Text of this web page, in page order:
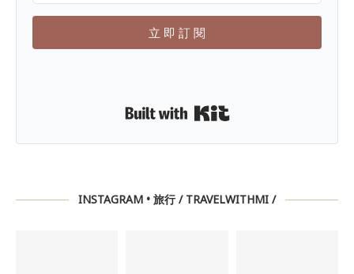
立 即 訂 閱
INSTAGRAM • 旅行 / TRAVELWITHMI /